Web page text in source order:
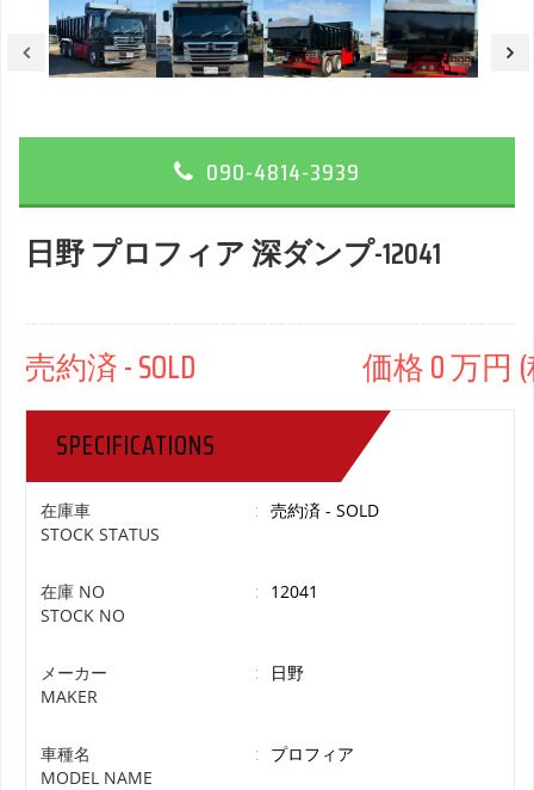
090-4814-3939
日野 プロフィア 深ダンプ-12041
売約済 - SOLD 価格 0 万円 (
SPECIFICATIONS
在庫車
STOCK STATUS
: 売約済 - SOLD
在庫 NO
STOCK NO
: 12041
メーカー
MAKER
: 日野
車種名
MODEL NAME
: プロフィア